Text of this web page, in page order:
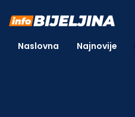
Naslovna Najnovije